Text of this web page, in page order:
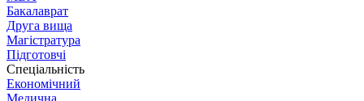
Бакалаврат
Друга вища
Магістратура
Підготовчі
Спеціальність
Економічний
Медична